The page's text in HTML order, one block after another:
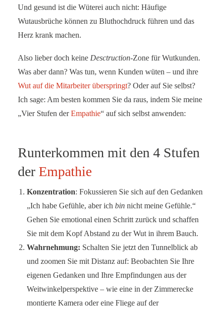
Und gesund ist die Wüterei auch nicht: Häufige
Wutausbrüche können zu Bluthochdruck führen und das
Herz krank machen.
Also lieber doch keine Desctruction-Zone für Wutkunden.
Was aber dann? Was tun, wenn Kunden wüten – und ihre
Wut auf die Mitarbeiter überspringt? Oder auf Sie selbst?
Ich sage: Am besten kommen Sie da raus, indem Sie meine
„Vier Stufen derEmpathie“ auf sich selbst anwenden:
Runterkommen mit den 4 Stufen
der Empathie
Konzentration: Fokussieren Sie sich auf den Gedanken
„Ich habe Gefühle, aber ich bin nicht meine Gefühle.“
Gehen Sie emotional einen Schritt zurück und schaffen
Sie mit dem Kopf Abstand zu der Wut in ihrem Bauch.
Wahrnehmung: Schalten Sie jetzt den Tunnelblick ab
und zoomen Sie mit Distanz auf: Beobachten Sie Ihre
eigenen Gedanken und Ihre Empfindungen aus der
Weitwinkelperspektive – wie eine in der Zimmerecke
montierte Kamera oder eine Fliege auf der